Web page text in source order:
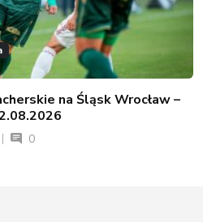
na Śląsk Wrocław –
0